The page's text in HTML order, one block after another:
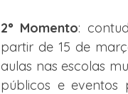
2° Momento:
partir de 15 de
aulas nas escolas
públicos e eventos